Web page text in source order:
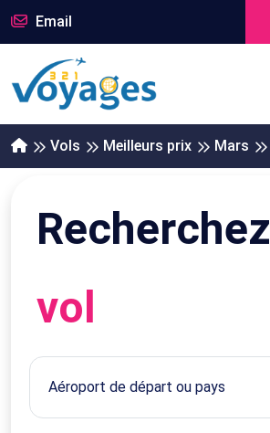
Email
Vols Meilleurs prix Mars
Recherchez
vol